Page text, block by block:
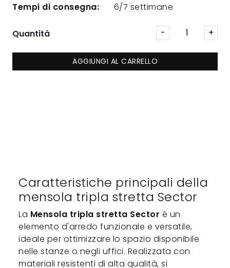
Caratteristiche principali della
mensola tripla stretta Sector
La Mensola tripla stretta Sector è un
elemento d'arredo funzionale e versatile,
ideale per ottimizzare lo spazio disponibile
nelle stanze o negli uffici. Realizzata con
materiali resistenti di alta qualità, si
Tempi di consegna: 6/7 settimane
Quantità
AGGIUNGI AL CARRELLO